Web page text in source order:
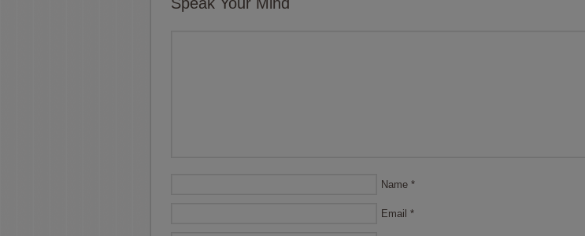
Speak Your Mind
Name *
Email *